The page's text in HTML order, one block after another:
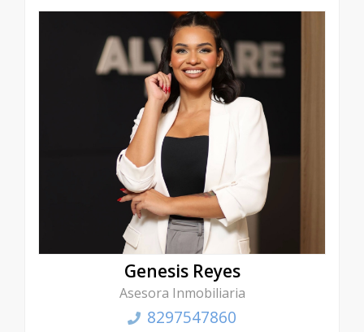
Genesis Reyes
Asesora Inmobiliaria
8297547860